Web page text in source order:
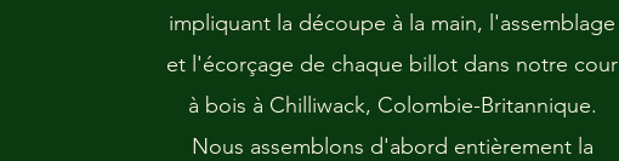
impliquant la découpe à la main, l'assemblage
et l'écorçage de chaque billot dans notre cour
à bois à Chilliwack, Colombie-Britannique.
Nous assemblons d'abord entièrement la